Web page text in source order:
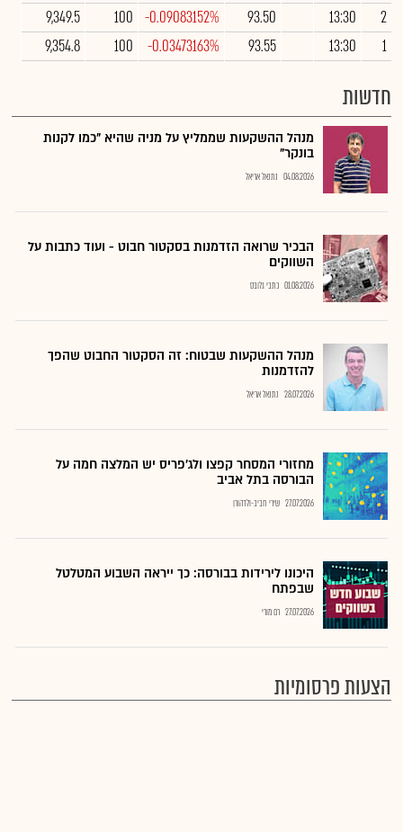
2
13:30
93.50
-0.09083152%
100
9,349.5
1
13:30
93.55
-0.03473163%
100
9,354.8
חדשות
מנהל ההשקעות שממליץ על מניה שהיא "כמו לקנות
בונקר"
04.08.2026 נתנאל אריאל
הבכיר שרואה הזדמנות בסקטור חבוט - ועוד כתבות על
השווקים
01.08.2026 כתבי גלובס
מנהל ההשקעות שבטוח: זה הסקטור החבוט שהפך
להזדמנות
28.07.2026 נתנאל אריאל
מחזורי המסחר קפצו ולג'פריס יש המלצה חמה על
הבורסה בתל אביב
27.07.2026 שירי חביב-ולדהורן
היכונו לירידות בבורסה: כך ייראה השבוע המטלטל
שבפתח
27.07.2026 רם מורי
הצעות פרסומיות